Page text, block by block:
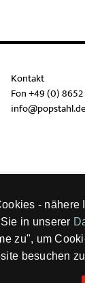
Kontakt
Fon +49 (0) 8652
info@popstahl.de
- nähere
in unserer
zu", um
besuchen